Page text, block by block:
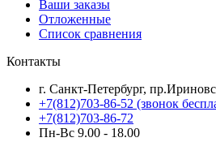
Ваши заказы
Отложенные
Список сравнения
Контакты
г. Санкт-Петербург,
+7(812)703-86-52 (звонок
+7(812)703-86-72
Пн-Вс 9.00 - 18.00